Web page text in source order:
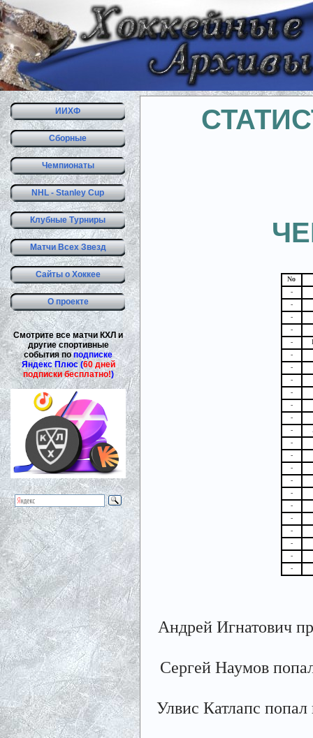
ИИХФ
Сборные
Чемпионаты
NHL - Stanley Cup
Клубные Турниры
Матчи Всех Звезд
Сайты о Хоккее
О проекте
Смотрите все матчи КХЛ и
другие спортивные
события поподписке
Яндекс Плюс (60 дней
подписки бесплатно!)
No
-
-
-
-
-
-
-
-
-
-
-
-
-
-
-
-
-
-
-
-
-
-
-
Андрей Игнатович
Сергей Наумов
Улвис Катлапс